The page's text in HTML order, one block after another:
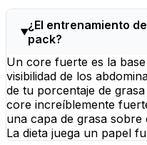
¿El entrenamiento
pack?
Un core fuerte es la
visibilidad de los
de tu porcentaje de
core increíblemente
una capa de grasa
La dieta juega un papel